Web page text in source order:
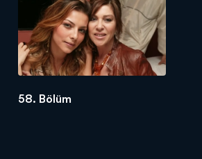
Levon,
ve
Kumru'ya
58. Bölüm